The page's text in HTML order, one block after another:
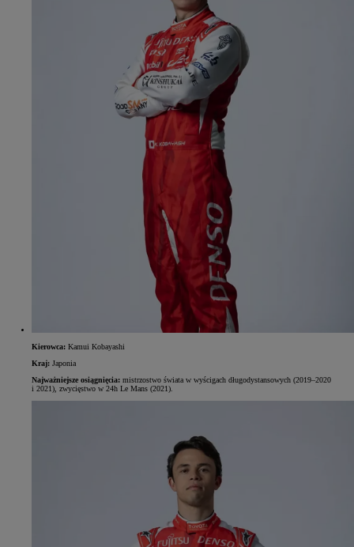
Kierowca: Kamui Kobayashi
Kraj: Japonia
Najważniejsze osiągnięcia: mistrzostwo świata w wyścigach długodystansowych (2019–2020
i 2021), zwycięstwo w 24h Le Mans (2021).